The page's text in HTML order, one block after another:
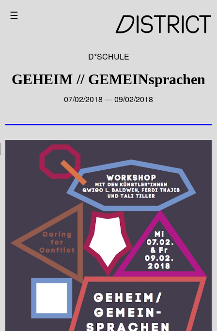
☰
D*SCHULE
GEHEIM // GEMEINsprachen
07/02/2018 — 09/02/2018